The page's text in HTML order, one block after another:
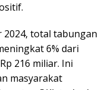
2024, total tabungan
6% dari
216 miliar. Ini
masyarakat